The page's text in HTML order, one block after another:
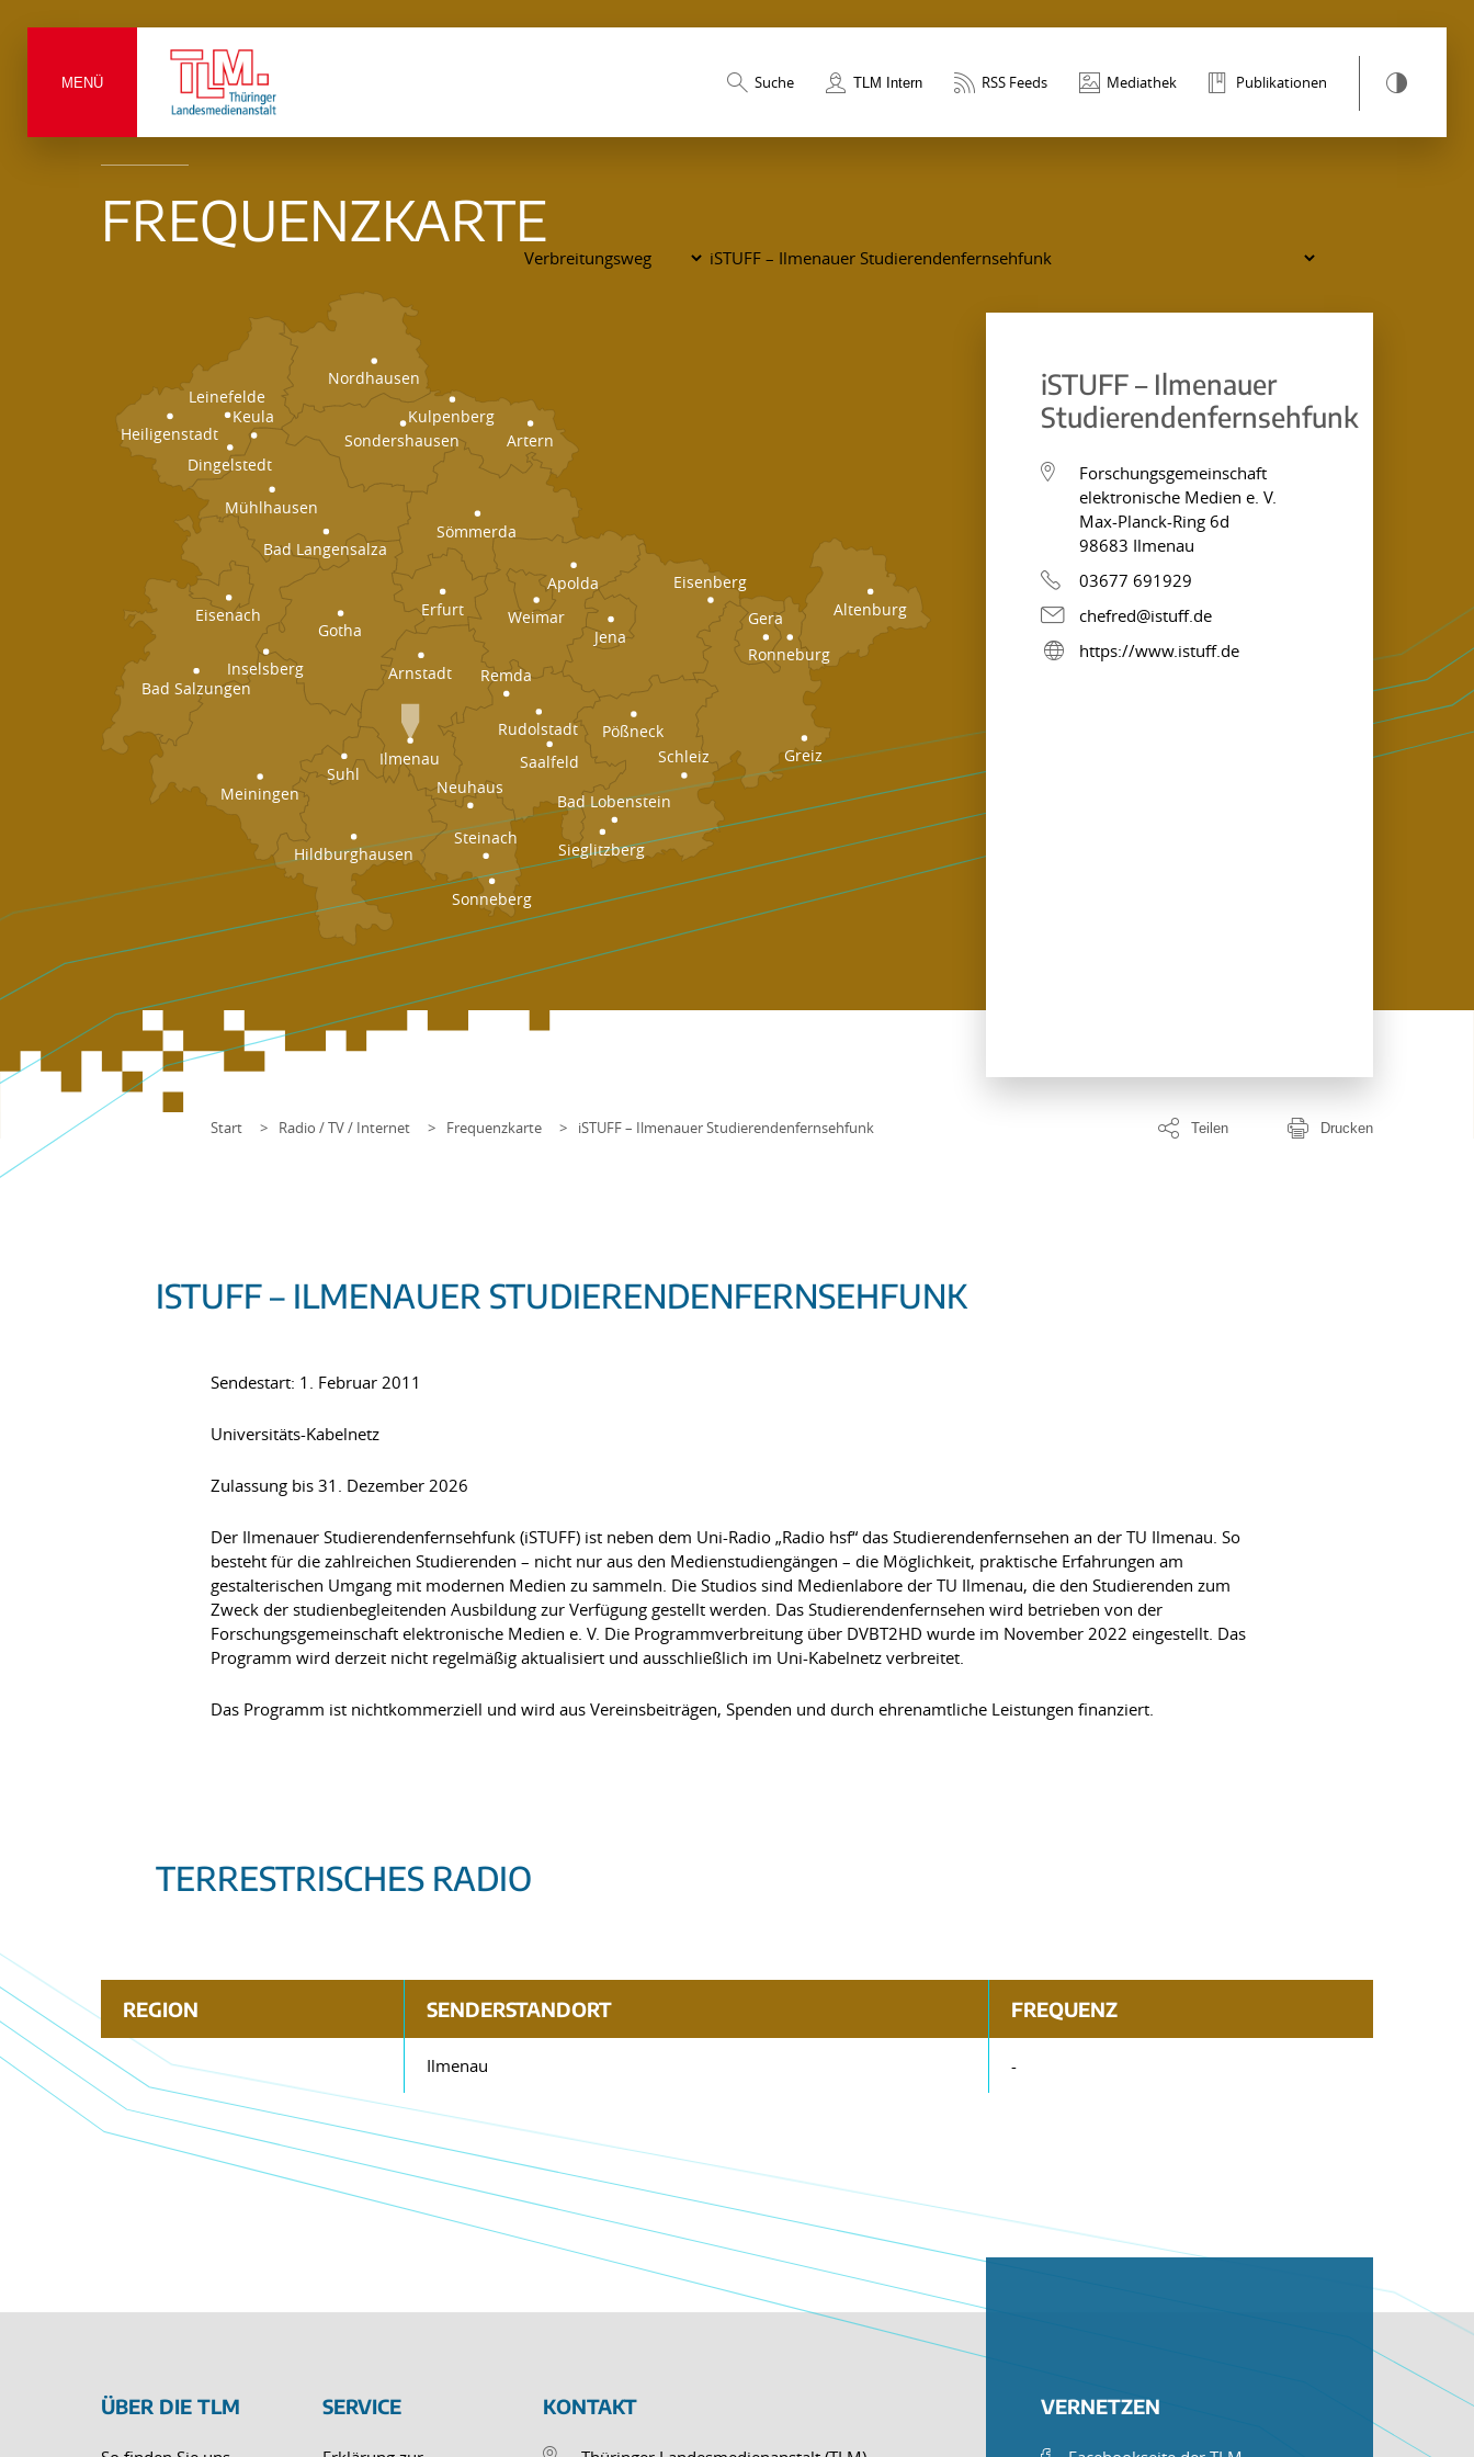
MENÜ Suche TLM Intern RSS Feeds Mediathek Publikationen
FREQUENZKARTE
Artern
Inselsberg
Sieglitzberg
Bad Lobenstein
Remda
Ronneburg
Steinach
Sonneberg
Neuhaus
Hildburghausen
Greiz
Schleiz
Pößneck
Saalfeld
Rudolstadt
Arnstadt
Ilmenau
Suhl
Meiningen
Bad Salzungen
Altenburg
Gera
Eisenberg
Jena
Apolda
Weimar
Erfurt
Gotha
Eisenach
Sömmerda
Bad Langensalza
Mühlhausen
Sondershausen
Keula
Dingelstedt
Kulpenberg
Nordhausen
Leinefelde
Heiligenstadt
iSTUFF – Ilmenauer
Studierendenfernsehfunk
Forschungsgemeinschaft
elektronische Medien e. V.
Max-Planck-Ring 6d
98683 Ilmenau
03677 691929
chefred@istuff.de
https://www.istuff.de
Start Radio / TV / Internet Frequenzkarte iSTUFF – Ilmenauer Studierendenfernsehfunk Teilen Drucken
ISTUFF – ILMENAUER STUDIERENDENFERNSEHFUNK
Sendestart: 1. Februar 2011
Universitäts-Kabelnetz
Zulassung bis 31. Dezember 2026
Der Ilmenauer Studierendenfernsehfunk (iSTUFF) ist neben dem Uni-Radio „Radio hsf“ das Studierendenfernsehen an der TU Ilmenau. So
besteht für die zahlreichen Studierenden – nicht nur aus den Medienstudiengängen – die Möglichkeit, praktische Erfahrungen am
gestalterischen Umgang mit modernen Medien zu sammeln. Die Studios sind Medienlabore der TU Ilmenau, die den Studierenden zum
Zweck der studienbegleitenden Ausbildung zur Verfügung gestellt werden. Das Studierendenfernsehen wird betrieben von der
Forschungsgemeinschaft elektronische Medien e. V. Die Programmverbreitung über DVBT2HD wurde im November 2022 eingestellt. Das
Programm wird derzeit nicht regelmäßig aktualisiert und ausschließlich im Uni-Kabelnetz verbreitet.
Das Programm ist nichtkommerziell und wird aus Vereinsbeiträgen, Spenden und durch ehrenamtliche Leistungen finanziert.
TERRESTRISCHES RADIO
REGION SENDERSTANDORT FREQUENZ
Ilmenau -
ÜBER DIE TLM SERVICE KONTAKT VERNETZEN